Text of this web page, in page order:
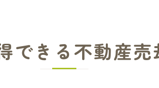
できる不動産売